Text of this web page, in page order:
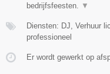
bedrijfsfeesten. ▼
Diensten: DJ, Verhuur
professioneel
Er wordt gewerkt op